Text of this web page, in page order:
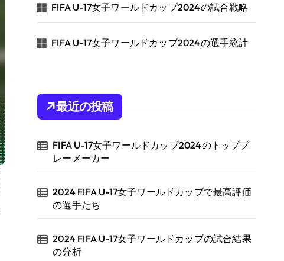
FIFA U-17女子ワールドカップ2024の試合戦略
FIFA U-17女子ワールドカップ2024の選手統計
最近の投稿
FIFA U-17女子ワールドカップ2024のトッププ
レーメーカー
2024 FIFA U-17女子ワールドカップで最高評価
の選手たち
2024 FIFA U-17女子ワールドカップの試合結果
の分析